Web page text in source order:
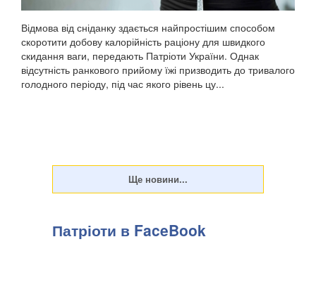
Відмова від сніданку здається найпростішим способом
скоротити добову калорійність раціону для швидкого
скидання ваги, передають Патріоти України. Однак
відсутність ранкового прийому їжі призводить до тривалого
голодного періоду, під час якого рівень цу...
Патріоти в FaceBook